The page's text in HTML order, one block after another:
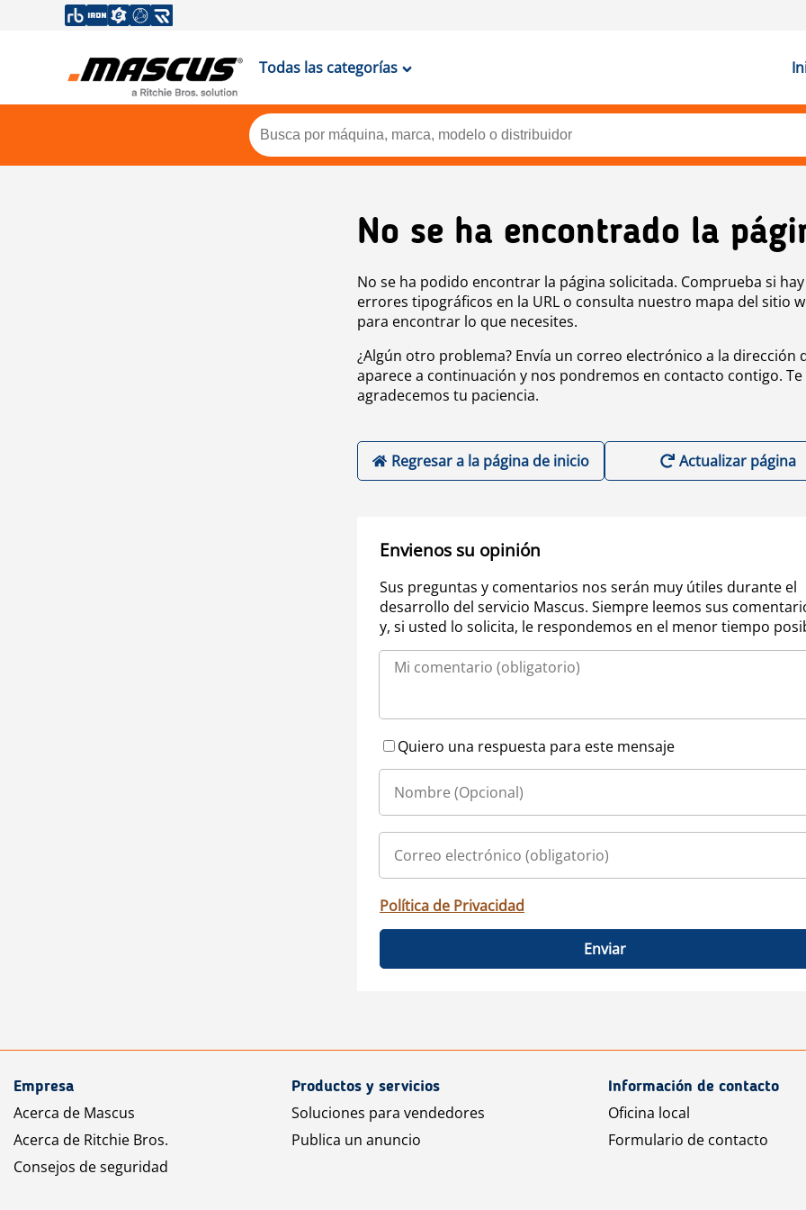
Todas las categorías
No se ha encontrado la
No se ha podido encontrar la página solicitada. Comprueba si hay
errores tipográficos en la URL o consulta nuestro mapa del sitio
para encontrar lo que necesites.
¿Algún otro problema? Envía un correo electrónico a la dirección
aparece a continuación y nos pondremos en contacto contigo. Te
agradecemos tu paciencia.
Regresar a la página de inicio Actualizar página
Envienos su opinión
Sus preguntas y comentarios nos serán muy útiles durante el
desarrollo del servicio Mascus. Siempre leemos sus
y, si usted lo solicita, le respondemos en el menor tiempo
Quiero una respuesta para este mensaje
Política de Privacidad
Enviar
Empresa
Acerca de Mascus
Acerca de Ritchie Bros.
Consejos de seguridad
Productos y servicios
Soluciones para vendedores
Publica un anuncio
Información de contacto
Oficina local
Formulario de contacto